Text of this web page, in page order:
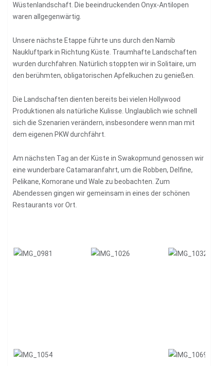
Wüstenlandschaft. Die beeindruckenden Onyx-Antilopen
waren allgegenwärtig.
Unsere nächste Etappe führte uns durch den Namib
Naukluftpark in Richtung Küste. Traumhafte Landschaften
wurden durchfahren. Natürlich stoppten wir in Solitaire, um
den berühmten, obligatorischen Apfelkuchen zu genießen.
Die Landschaften dienten bereits bei vielen Hollywood
Produktionen als natürliche Kulisse. Unglaublich wie schnell
sich die Szenarien verändern, insbesondere wenn man mit
dem eigenen PKW durchfährt.
Am nächsten Tag an der Küste in Swakopmund genossen wir
eine wunderbare Catamaranfahrt, um die Robben, Delfine,
Pelikane, Komorane und Wale zu beobachten. Zum
Abendessen gingen wir gemeinsam in eines der schönen
Restaurants vor Ort.